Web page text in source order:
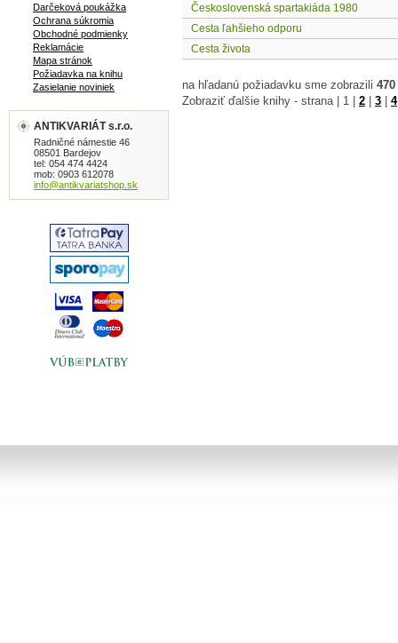
Československá spartakiáda 1980
Cesta ľahšieho odporu
Cesta života
na hľadanú požiadavku sme zobrazili
Zobraziť ďalšie knihy - strana | 1 2 3 4
Darčeková poukážka
Ochrana súkromia
Obchodné podmienky
Reklamácie
Mapa stránok
Požiadavka na knihu
Zasielanie noviniek
ANTIKVARIÁT s.r.o.
Radničné námestie 46
08501 Bardejov
tel: 054 474 4424
mob: 0903 612078
info@antikvariatshop.sk